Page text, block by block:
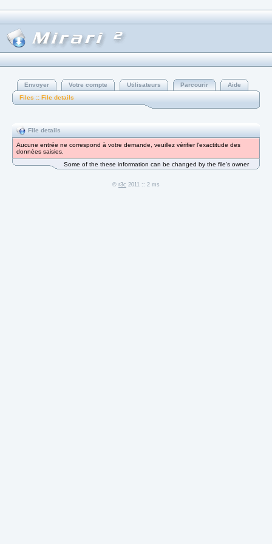
Envoyer Votre compte Utilisateurs Parcourir
Aide
Files :: File details
File details
Aucune entrée ne correspond à votre demande, veuillez vérifier l'exactitude des
données saisies.
Some of the these information can be changed by the file's owner
© r3c 2011 :: 2 ms